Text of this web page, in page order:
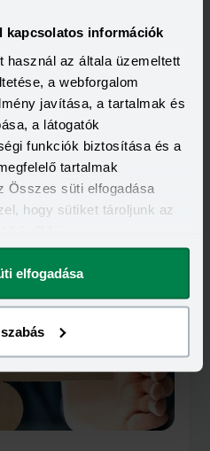
kapcsolatos információk
használ az általa üzemeltett
a webforgalom
javítása, a tartalmak és
a látogatók
funkciók biztosítása és a
tartalmak
Összes süti elfogadása
hogy sütiket tároljunk az
elfogadása
a januári kamatplafon
a januári 7,3 százalékos
elejétől is lesz-e még 1